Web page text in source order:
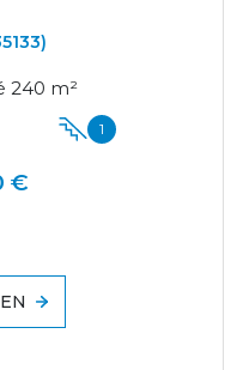
Local d'activité 240 m²
1
€